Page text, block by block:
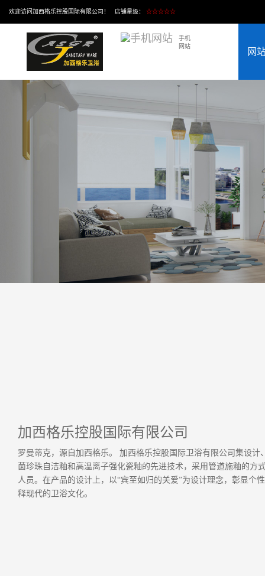
欢迎访问加西格乐控股国际有限公司！ 店铺星级： ☆☆☆☆☆
手机
网站
网
加西格乐控股国际有限公司
罗曼蒂克，源自加西格乐。 加西格乐控股国际卫浴有限公司集设
菌珍珠自洁釉和高温离子强化瓷釉的先进技术，采用管道施釉的方
人员。在产品的设计上，以“宾至如归的关爱”为设计理念，彰显个
释现代的卫浴文化。